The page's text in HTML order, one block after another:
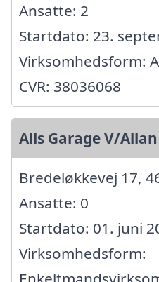
Ansatte: 2
Startdato: 23.
Virksomhedsform:
CVR: 38036068
Alls Garage V/
Bredeløkkevej 17,
Ansatte: 0
Startdato: 01. juni
Virksomhedsform: